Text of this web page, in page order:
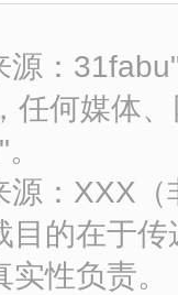
源：
任何媒体
源：XXX
目的在于
性负责。